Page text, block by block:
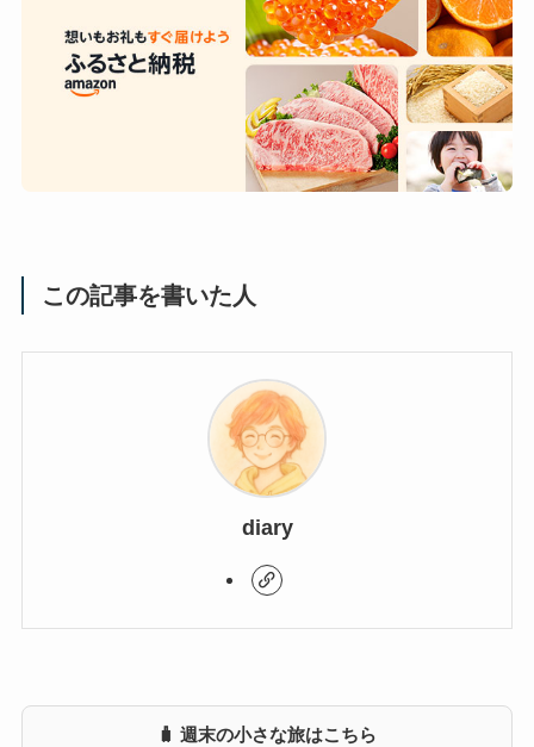
この記事を書いた人
diary
🧳 週末の小さな旅はこちら